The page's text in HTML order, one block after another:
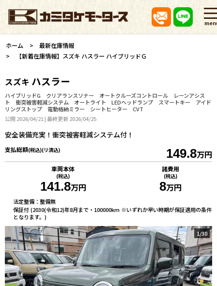
ホーム
最新在庫情報
【新着在庫情報】スズキ ハスラー ハイブリッドＧ
スズキ ハスラー
ハイブリッドG クリアランスソナー オートクルーズコントロール レーンアシス
ト 衝突被害軽減システム オートライト LEDヘッドランプ スマートキー アイド
リングストップ 電動格納ミラー シートヒーター CVT
公開 2026/04/21 | 最終更新 2026/04/25
安全装備充実！衝突被害軽減システム付！
支払総額(税込)(リ済込) 149.8万円
車両本体
(税込)
141.8万円
諸費用
(税込)
8万円
法定整備：整備無
保証付 (2030(令和12)年8月まで・100000km ※いずれか早い時期が保証適用の条件
となります。)
1/30